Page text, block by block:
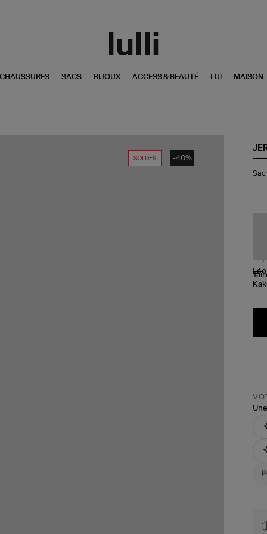
CHAUSSURES SACS BIJOUX ACCESS & BEAUTÉ LUI MAISON
SOLDES -40%
Sac